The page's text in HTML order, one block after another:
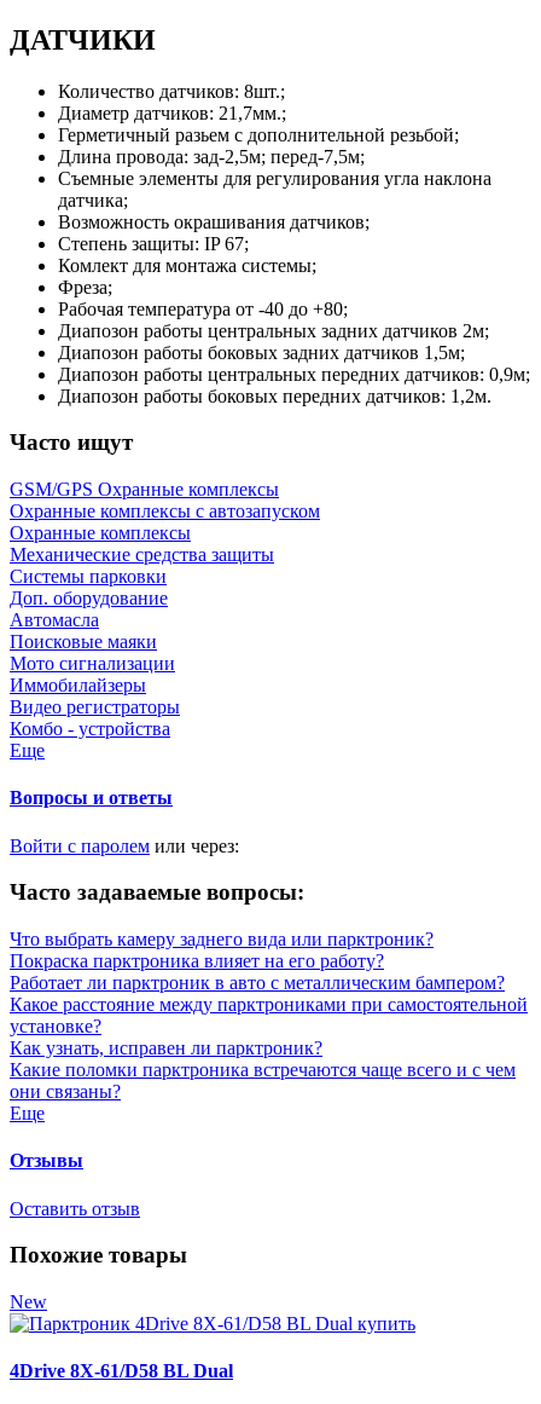
ДАТЧИКИ
Количество датчиков: 8шт.;
Диаметр датчиков: 21,7мм.;
Герметичный разьем с дополнительной резьбой;
Длина провода: зад-2,5м; перед-7,5м;
Съемные элементы для регулирования угла наклона
датчика;
Возможность окрашивания датчиков;
Степень защиты: IP 67;
Комлект для монтажа системы;
Фреза;
Рабочая температура от -40 до +80;
Диапозон работы центральных задних датчиков 2м;
Диапозон работы боковых задних датчиков 1,5м;
Диапозон работы центральных передних датчиков: 0,9м;
Диапозон работы боковых передних датчиков: 1,2м.
Часто ищут
GSM/GPS Охранные комплексы
Охранные комплексы с автозапуском
Охранные комплексы
Механические средства защиты
Системы парковки
Доп. оборудование
Автомасла
Поисковые маяки
Мото сигнализации
Иммобилайзеры
Видео регистраторы
Комбо - устройства
Еще
Вопросы и ответы
Войти с паролем или через:
Часто задаваемые вопросы:
Что выбрать камеру заднего вида или парктроник?
Покраска парктроника влияет на его работу?
Работает ли парктроник в авто с металлическим бампером?
Какое расстояние между парктрониками при самостоятельной
установке?
Как узнать, исправен ли парктроник?
Какие поломки парктроника встречаются чаще всего и с чем
они связаны?
Еще
Отзывы
Оставить отзыв
Похожие товары
New
4Drive 8X-61/D58 BL Dual